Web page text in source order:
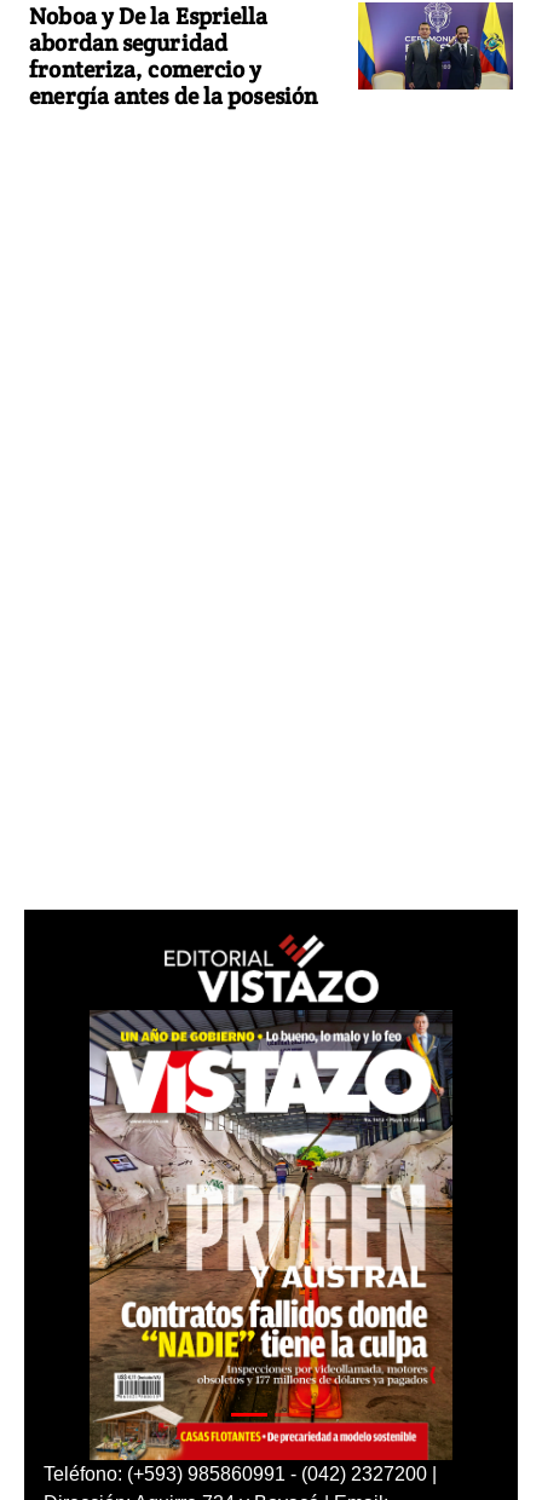
Noboa y De la Espriella
abordan seguridad
fronteriza, comercio y
energía antes de la posesión
Teléfono: (+593) 985860991 - (042) 2327200 |